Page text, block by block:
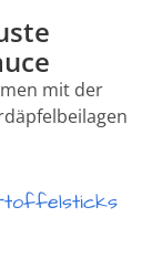
mit der